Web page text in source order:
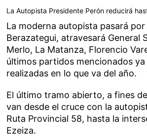
La Autopista Presidente Perón reducirá
La moderna autopista pasará
Berazategui, atravesará General
Merlo, La Matanza, Florencio
últimos partidos mencionados
realizadas en lo que va del año.
El último tramo abierto, a fines
van desde el cruce con la
Ruta Provincial 58, hasta la
Ezeiza.